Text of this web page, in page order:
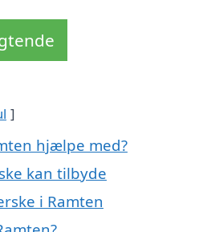
hjælpe med?
kan tilbyde
i Ramten